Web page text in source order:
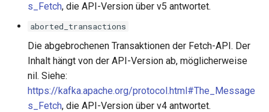
s_Fetch, die API-Version über v5 antwortet.
aborted_transactions
Die abgebrochenen Transaktionen der Fetch-API. Der
Inhalt hängt von der API-Version ab, möglicherweise
nil. Siehe:
https://kafka.apache.org/protocol.html#The_Message
s_Fetch, die API-Version über v4 antwortet.